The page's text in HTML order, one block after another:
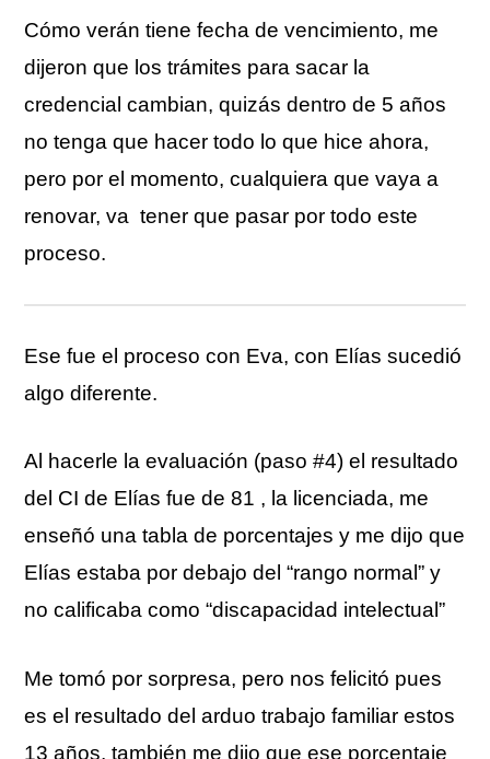
Cómo verán tiene fecha de vencimiento, me
dijeron que los trámites para sacar la
credencial cambian, quizás dentro de 5 años
no tenga que hacer todo lo que hice ahora,
pero por el momento, cualquiera que vaya a
renovar, va tener que pasar por todo este
proceso.
Ese fue el proceso con Eva, con Elías sucedió
algo diferente.
Al hacerle la evaluación (paso #4) el resultado
del CI de Elías fue de 81 , la licenciada, me
enseñó una tabla de porcentajes y me dijo que
Elías estaba por debajo del “rango normal” y
no calificaba como “discapacidad intelectual”
Me tomó por sorpresa, pero nos felicitó pues
es el resultado del arduo trabajo familiar estos
13 años, también me dijo que ese porcentaje